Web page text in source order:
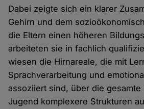
Dabei zeigte sich ein klarer
Gehirn und dem
die Eltern einen höheren
arbeiteten sie in fachlich
wiesen die Hirnareale, die mit
Sprachverarbeitung und
assoziiert sind, über die gesamte
Jugend komplexere Strukturen